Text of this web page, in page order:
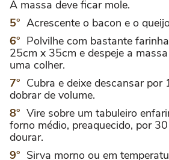
A massa deve ficar mole.
Acrescente o bacon e o
Polvilhe com bastante
25cm x 35cm e despeje a
uma colher.
Cubra e deixe descansar por
dobrar de volume.
Vire sobre um tabuleiro
forno médio, preaquecido, por
dourar.
Sirva morno ou em